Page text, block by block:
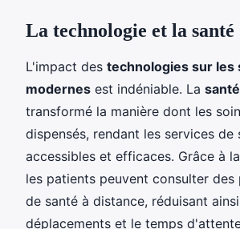
La technologie et la santé
L'impact des technologies sur les
modernes est indéniable. La
transformé la manière dont les
dispensés, rendant les services de
accessibles et efficaces. Grâce à la
les patients peuvent consulter des
de santé à distance, réduisant
déplacements et le temps